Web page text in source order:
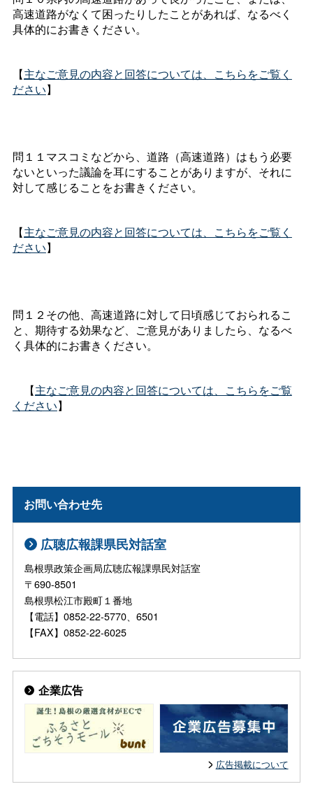
高速道路がなくて困ったりしたことがあれば、なるべく
具体的にお書きください。
【主なご意見の内容と回答については、こちらをご覧く
ださい】
問１１マスコミなどから、道路（高速道路）はもう必要
ないといった議論を耳にすることがありますが、それに
対して感じることをお書きください。
【主なご意見の内容と回答については、こちらをご覧く
ださい】
問１２その他、高速道路に対して日頃感じておられるこ
と、期待する効果など、ご意見がありましたら、なるべ
く具体的にお書きください。
【主なご意見の内容と回答については、こちらをご覧
ください】
お問い合わせ先
広聴広報課県民対話室
島根県政策企画局広聴広報課県民対話室
〒690-8501
島根県松江市殿町１番地
【電話】0852-22-5770、6501
【FAX】0852-22-6025
企業広告
広告掲載について